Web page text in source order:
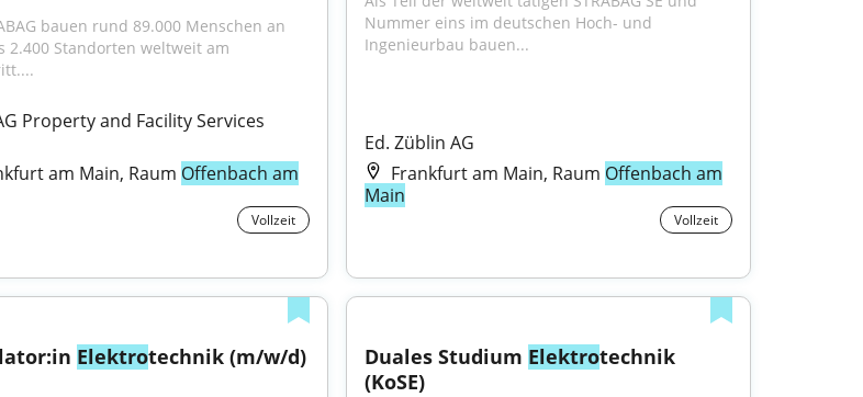
bauen rund 89.000 Menschen an
2.400 Standorten weltweit am
Property and Facility Services
am Main, Raum Offenbach am
Vollzeit
Nummer eins im deutschen Hoch- und
Ingenieurbau bauen...
Ed. Züblin AG
Frankfurt am Main, Raum Offenbach am
Main
Vollzeit
Elektrotechnik (m/w/d) Duales Studium Elektrotechnik
(KoSE)